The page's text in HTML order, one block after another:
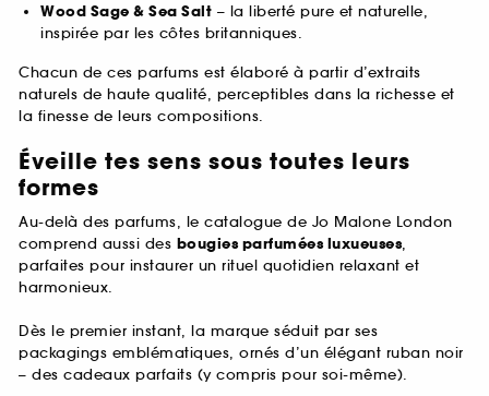
Wood Sage & Sea Salt – la liberté pure et naturelle,
inspirée par les côtes britanniques.
Chacun de ces parfums est élaboré à partir d’extraits
naturels de haute qualité, perceptibles dans la richesse et
la finesse de leurs compositions.
Éveille tes sens sous toutes leurs
formes
Au-delà des parfums, le catalogue de Jo Malone London
comprend aussi des bougies parfumées luxueuses,
parfaites pour instaurer un rituel quotidien relaxant et
harmonieux.
Dès le premier instant, la marque séduit par ses
packagings emblématiques, ornés d’un élégant ruban noir
– des cadeaux parfaits (y compris pour soi-même).